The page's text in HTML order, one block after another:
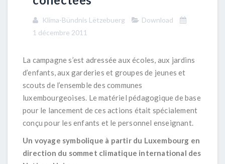
Klima-Bündnis Lëtzebuerg
Download
1 décembre 2011
La campagne s’est adressée aux écoles, aux jardins
d’enfants, aux garderies et groupes de jeunes et
scouts de l’ensemble des communes
luxembourgeoises. Le matériel pédagogique de base
pour le lancement de ces actions était spécialement
conçu pour les enfants et le personnel enseignant.
Un voyage symbolique à partir du Luxembourg en
direction du sommet climatique international des